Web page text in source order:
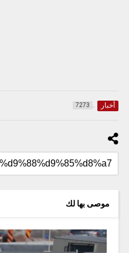
أخبار 7273
موصى بها لك